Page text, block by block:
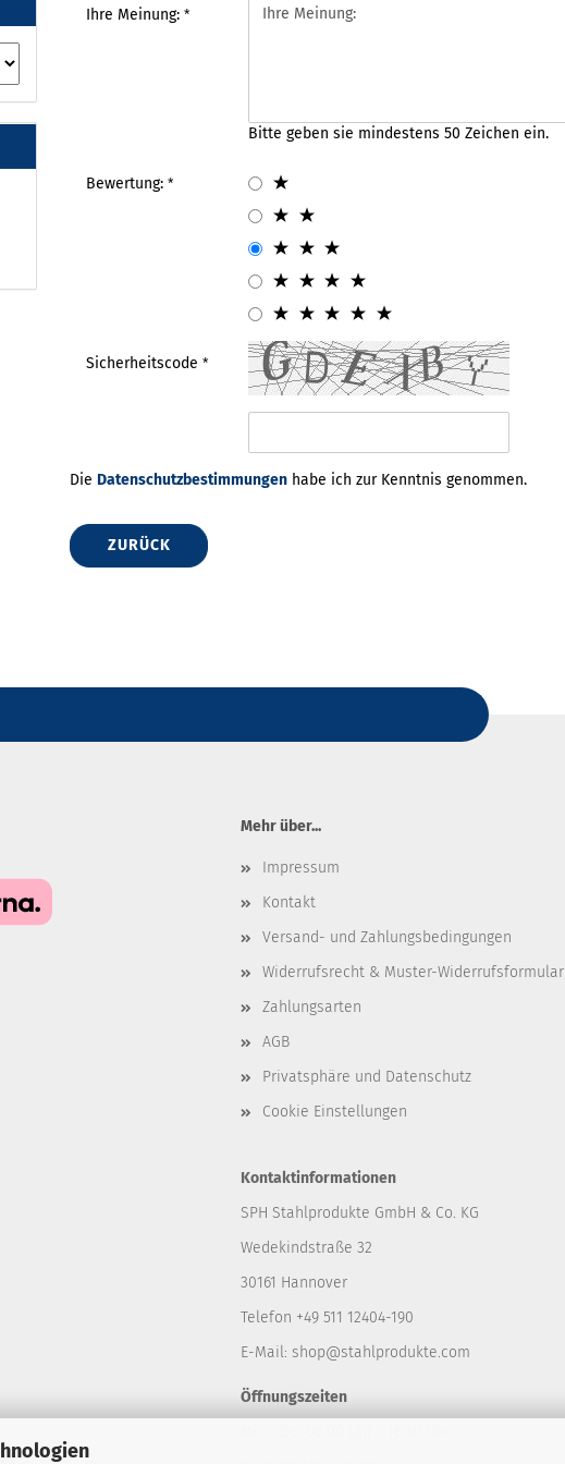
Ihre Meinung:
Bitte geben sie mindestens 50 Zeichen ein.
Bewertung:
Sicherheitscode
DieDatenschutzbestimmungen habe ich zur Kenntnis genommen.
ZURÜCK
Mehr über...
Impressum
Kontakt
Versand- und Zahlungsbedingungen
Widerrufsrecht & Muster-Widerrufsformular
Zahlungsarten
AGB
Privatsphäre und Datenschutz
Cookie Einstellungen
Kontaktinformationen
SPH Stahlprodukte GmbH & Co. KG
Wedekindstraße 32
30161 Hannover
Telefon +49 511 12404-190
E-Mail: shop@stahlprodukte.com
Öffnungszeiten